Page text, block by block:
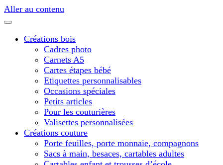
Aller au contenu
Créations bois
Cadres photo
Carnets A5
Cartes étapes bébé
Etiquettes personnalisables
Occasions spéciales
Petits articles
Pour les couturières
Valisettes personnalisées
Créations couture
Porte feuilles, porte monnaie, compagnons
Sacs à main, besaces, cartables adultes